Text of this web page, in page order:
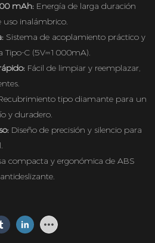
mAh: Energía de larga duración
inalámbrico.
Sistema de acoplamiento práctico y
Tipo-C (5V⎓1000mA).
Fácil de limpiar y reemplazar,
tipo diamante para un
y duradero.
Diseño de precisión y silencio para
compacta y ergonómica de ABS